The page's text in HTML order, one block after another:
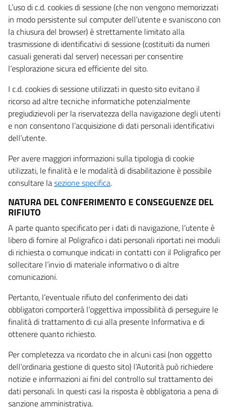
L’uso di c.d. cookies di sessione (che non vengono memorizzati
in modo persistente sul computer dell’utente e svaniscono con
la chiusura del browser) è strettamente limitato alla
trasmissione di identificativi di sessione (costituiti da numeri
casuali generati dal server) necessari per consentire
l’esplorazione sicura ed efficiente del sito.
I c.d. cookies di sessione utilizzati in questo sito evitano il
ricorso ad altre tecniche informatiche potenzialmente
pregiudizievoli per la riservatezza della navigazione degli utenti
e non consentono l’acquisizione di dati personali identificativi
dell’utente.
Per avere maggiori informazioni sulla tipologia di cookie
utilizzati, le finalità e le modalità di disabilitazione è possibile
consultare lasezione specifica.
NATURA DEL CONFERIMENTO E CONSEGUENZE DEL
RIFIUTO
A parte quanto specificato per i dati di navigazione, l’utente è
libero di fornire al Poligrafico i dati personali riportati nei moduli
di richiesta o comunque indicati in contatti con il Poligrafico per
sollecitare l’invio di materiale informativo o di altre
comunicazioni.
Pertanto, l’eventuale rifiuto del conferimento dei dati
obbligatori comporterà l’oggettiva impossibilità di perseguire le
finalità di trattamento di cui alla presente Informativa e di
ottenere quanto richiesto.
Per completezza va ricordato che in alcuni casi (non oggetto
dell’ordinaria gestione di questo sito) l’Autorità può richiedere
notizie e informazioni ai fini del controllo sul trattamento dei
dati personali. In questi casi la risposta è obbligatoria a pena di
sanzione amministrativa.